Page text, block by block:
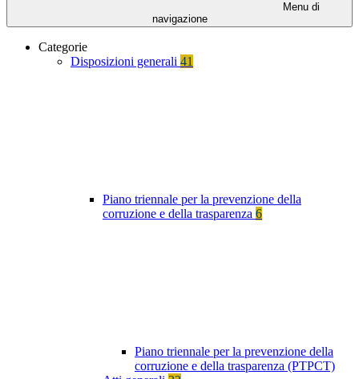
Menu di
navigazione
Categorie
Disposizioni generali 41
Piano triennale per la prevenzione della
corruzione e della trasparenza 6
Piano triennale per la prevenzione della
corruzione e della trasparenza (PTPCT)